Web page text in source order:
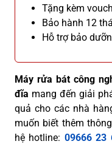
Tặng kèm
Bảo hành 12
Hỗ trợ bảo
Máy rửa bát công
đĩa mang đến giải
quả cho các nhà
muốn biết thêm
hệ hotline: 09666 23